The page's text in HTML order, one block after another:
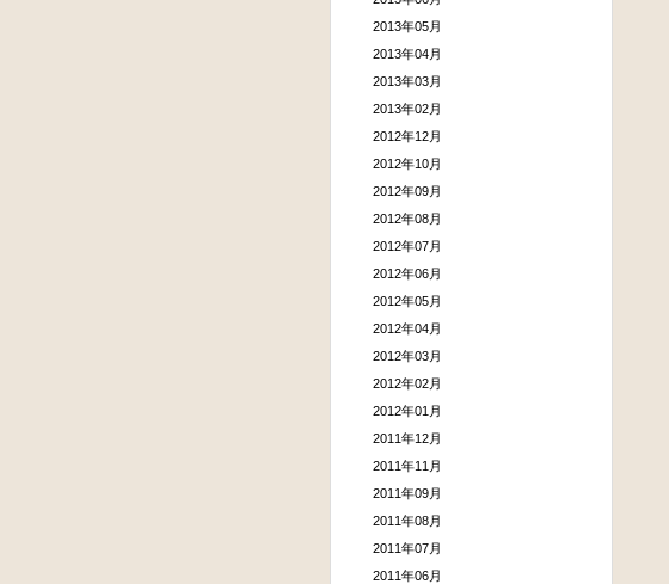
2013年05月
2013年04月
2013年03月
2013年02月
2012年12月
2012年10月
2012年09月
2012年08月
2012年07月
2012年06月
2012年05月
2012年04月
2012年03月
2012年02月
2012年01月
2011年12月
2011年11月
2011年09月
2011年08月
2011年07月
2011年06月